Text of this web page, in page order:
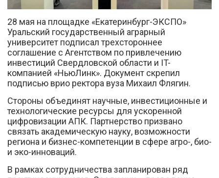
Вконтакте
28 мая на площадке «Екатеринбург-ЭКСПО»
Уральский государственный аграрный
университет подписал трехстороннее
соглашение с Агентством по привлечению
инвестиций Свердловской области и IT-
компанией «НьюЛинк». Документ скрепил
подписью врио ректора вуза Михаил Флягин.
Стороны объединят научные, инвестиционные и
технологические ресурсы для ускоренной
цифровизации АПК. Партнерство призвано
связать академическую науку, возможности
региона и бизнес-компетенции в сфере агро-, био-
и эко-инноваций.
В рамках сотрудничества запланирован ряд